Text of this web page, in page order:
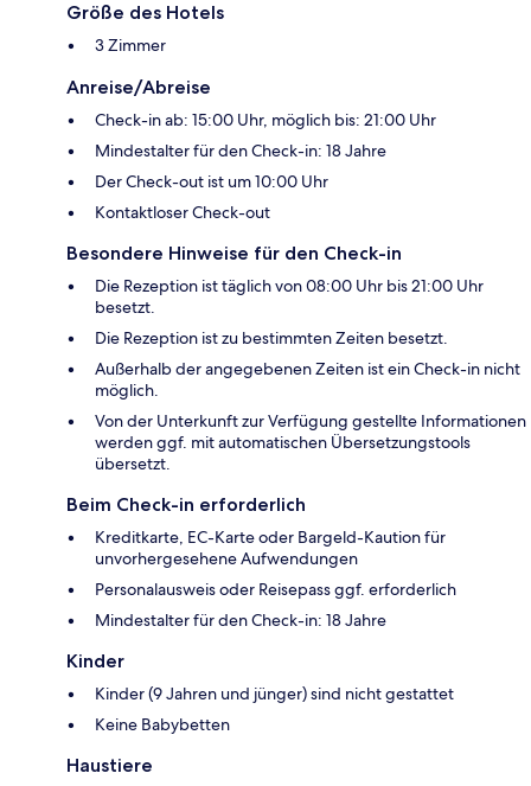
Größe des Hotels
3 Zimmer
Anreise/Abreise
Check-in ab: 15:00 Uhr, möglich bis: 21:00 Uhr
Mindestalter für den Check-in: 18 Jahre
Der Check-out ist um 10:00 Uhr
Kontaktloser Check-out
Besondere Hinweise für den Check-in
Die Rezeption ist täglich von 08:00 Uhr bis 21:00 Uhr
besetzt.
Die Rezeption ist zu bestimmten Zeiten besetzt.
Außerhalb der angegebenen Zeiten ist ein Check-in nicht
möglich.
Von der Unterkunft zur Verfügung gestellte Informationen
werden ggf. mit automatischen Übersetzungstools
übersetzt.
Beim Check-in erforderlich
Kreditkarte, EC-Karte oder Bargeld-Kaution für
unvorhergesehene Aufwendungen
Personalausweis oder Reisepass ggf. erforderlich
Mindestalter für den Check-in: 18 Jahre
Kinder
Kinder (9 Jahren und jünger) sind nicht gestattet
Keine Babybetten
Haustiere